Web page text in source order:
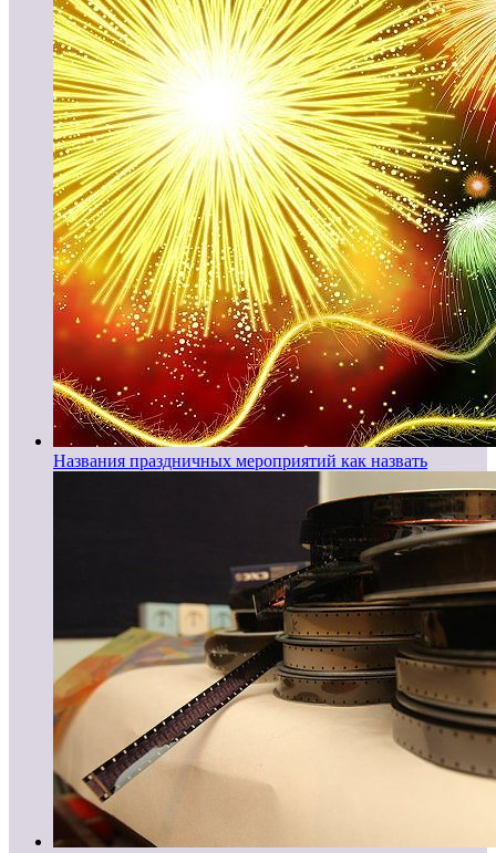
Названия праздничных мероприятий как назвать